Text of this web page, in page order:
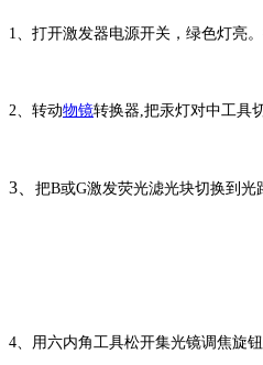
1、打开激发器电源开关，绿色灯亮
2、转动物镜转换器,把汞灯对中工具
3、 把B或G激发荧光滤光块切换到
4、用六内角工具松开集光镜调焦旋